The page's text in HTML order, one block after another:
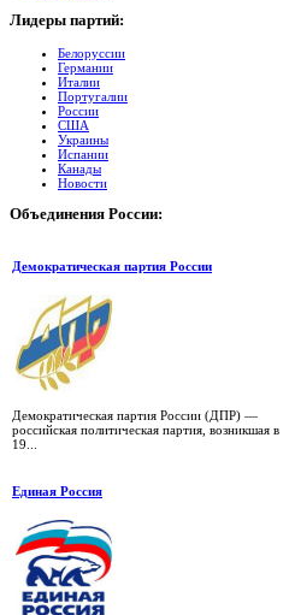
Лидеры партий:
Белоруссии
Германии
Италии
Португалии
России
США
Украины
Испании
Канады
Новости
Объединения России:
Демократическая партия России
Демократическая партия России (ДПР) —
российская политическая партия, возникшая в
19...
Единая Россия